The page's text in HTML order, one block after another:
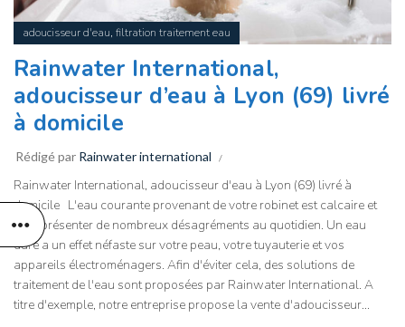
adoucisseur d'eau, filtration traitement eau
Rainwater International,
adoucisseur d’eau à Lyon (69) livré
à domicile
Rédigé par Rainwater international
Rainwater International, adoucisseur d'eau à Lyon (69) livré à
domicile L'eau courante provenant de votre robinet est calcaire et
peut présenter de nombreux désagréments au quotidien. Un eau
dure a un effet néfaste sur votre peau, votre tuyauterie et vos
appareils électroménagers. Afin d'éviter cela, des solutions de
traitement de l'eau sont proposées par Rainwater International. A
titre d'exemple, notre entreprise propose la vente d'adoucisseur...